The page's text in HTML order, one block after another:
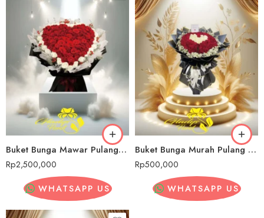
Buket Bunga Mawar Pulang Pisau
Rp2,500,000
WHATSAPP US
Buket Bunga Murah Pulang Pisau
Rp500,000
WHATSAPP US